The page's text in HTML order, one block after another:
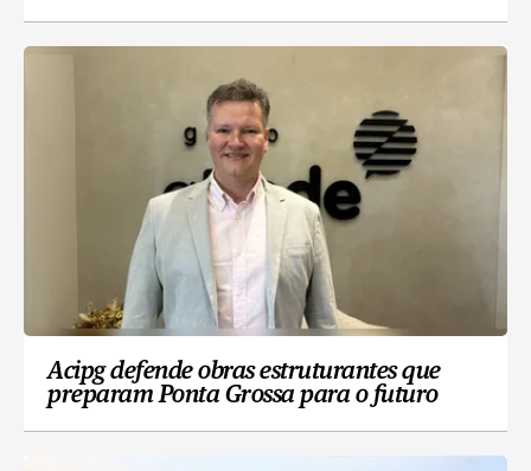
Acipg defende obras estruturantes que
preparam Ponta Grossa para o futuro